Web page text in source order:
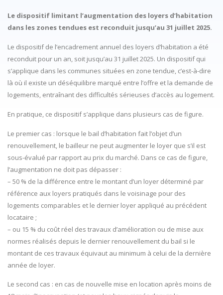
Le dispositif limitant l’augmentation des loyers d’habitation
dans les zones tendues est reconduit jusqu’au 31 juillet 2025.
Le dispositif de l’encadrement annuel des loyers d’habitation a été
reconduit pour un an, soit jusqu’au 31 juillet 2025. Un dispositif qui
s’applique dans les communes situées en zone tendue, c’est-à-dire
là où il existe un déséquilibre marqué entre l’offre et la demande de
logements, entraînant des difficultés sérieuses d’accès au logement.
En pratique, ce dispositif s’applique dans plusieurs cas de figure.
Le premier cas : lorsque le bail d’habitation fait l’objet d’un
renouvellement, le bailleur ne peut augmenter le loyer que s’il est
sous-évalué par rapport au prix du marché. Dans ce cas de figure,
l’augmentation ne doit pas dépasser :
– 50 % de la différence entre le montant d’un loyer déterminé par
référence aux loyers pratiqués dans le voisinage pour des
logements comparables et le dernier loyer appliqué au précédent
locataire ;
– ou 15 % du coût réel des travaux d’amélioration ou de mise aux
normes réalisés depuis le dernier renouvellement du bail si le
montant de ces travaux équivaut au minimum à celui de la dernière
année de loyer.
Le second cas : en cas de nouvelle mise en location après moins de